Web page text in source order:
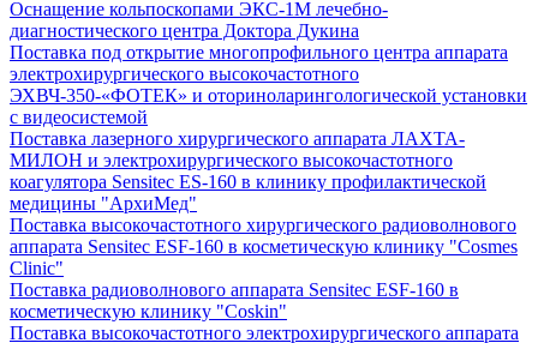
Оснащение кольпоскопами ЭКС-1М лечебно-
диагностического центра Доктора Дукина
Поставка под открытие многопрофильного центра аппарата
электрохирургического высокочастотного
ЭХВЧ-350-«ФОТЕК» и оториноларингологической установки
с видеосистемой
Поставка лазерного хирургического аппарата ЛАХТА-
МИЛОН и электрохирургического высокочастотного
коагулятора Sensitec ES-160 в клинику профилактической
медицины "АрхиМед"
Поставка высокочастотного хирургического радиоволнового
аппарата Sensitec ESF-160 в косметическую клинику "Cosmes
Clinic"
Поставка радиоволнового аппарата Sensitec ESF-160 в
косметическую клинику "Coskin"
Поставка высокочастотного электрохирургического аппарата